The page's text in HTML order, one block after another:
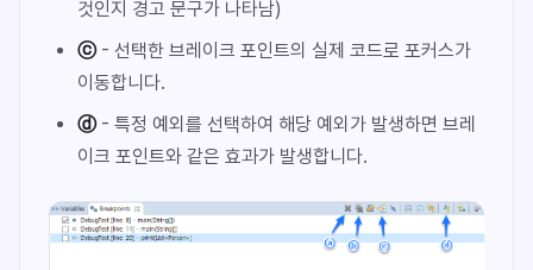
것인지 경고 문구가 나타남)
ⓒ- 선택한 브레이크 포인트의 실제 코드로 포커스가
이동합니다.
ⓓ- 특정 예외를 선택하여 해당 예외가 발생하면 브레
이크 포인트와 같은 효과가 발생합니다.